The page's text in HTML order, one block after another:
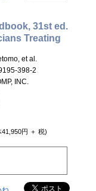
31st ed.
Treating
et al.
398-2
INC.
41,950円 ＋ 税)